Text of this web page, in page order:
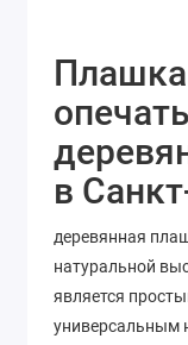
в
деревянная
натуральной
является
универсальным